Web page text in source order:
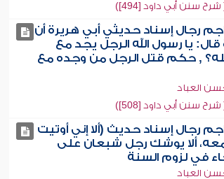
سنن أبي داود [494])
رجال إسناد حديثي أبي هريرة أن
يا رسول الله الرجل يجد مع
, حكم قتل الرجل من وجده مع
العباد
سنن أبي داود [508])
رجال إسناد حديث (ألا إني أوتيت
ألا يوشك رجل شبعان على
في لزوم السنة
العباد